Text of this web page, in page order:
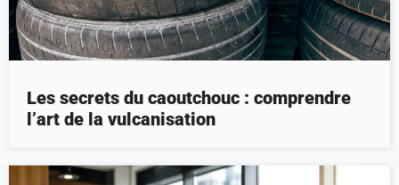
Les secrets du caoutchouc : comprendre
l’art de la vulcanisation